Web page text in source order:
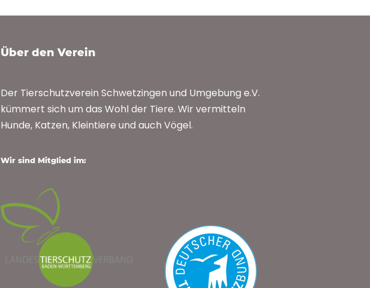
Über den Verein
Der Tierschutzverein Schwetzingen und Umgebung e.V.
kümmert sich um das Wohl der Tiere. Wir vermitteln
Hunde, Katzen, Kleintiere und auch Vögel.
Wir sind Mitglied im: